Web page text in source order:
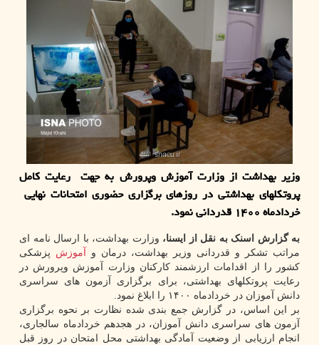
وزیر بهداشت از وزارت آموزش وپرورش به جهت رعایت کامل
پروتکلهای بهداشتی در روزهای برگزاری حضوری امتحانات نهایی
خردادماه ۱۴۰۰ قدردانی نمود.
به گزارش اسنک به نقل از ایسنا، وزارت بهداشت، با ارسال نامه ای
مراتب تشکر و قدردانی وزیر بهداشت، درمان و
آموزش پزشکی
کشور را از اقدامات ارزشمند کارکنان وزارت آموزش وپرورش در
رعایت پروتکلهای بهداشتی، برای برگزاری آزمون های سراسری
دانش آموزان در خردادماه ۱۴۰۰ را ابلاغ نمود.
بر این اساس، در گزارش جمع بندی شده نظارت بر نحوه برگزاری
آزمون های سراسری دانش آموزان، در هجدهم خردادماه سالجاری،
انجام ارزیابی از وضعیت آمادگی بهداشتی محل امتحان در روز قبل